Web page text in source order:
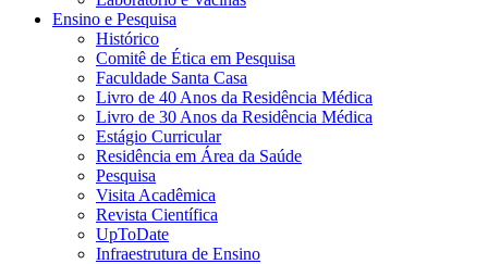
Ensino e Pesquisa
Histórico
Comitê de Ética em Pesquisa
Faculdade Santa Casa
Livro de 40 Anos da Residência Médica
Livro de 30 Anos da Residência Médica
Estágio Curricular
Residência em Área da Saúde
Pesquisa
Visita Acadêmica
Revista Científica
UpToDate
Infraestrutura de Ensino